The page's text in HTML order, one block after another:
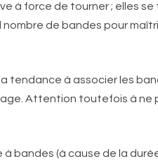
à force de tourner ; elles
de bandes pour
a tendance à associer les
Attention toutefois à ne
bandes (à cause de la